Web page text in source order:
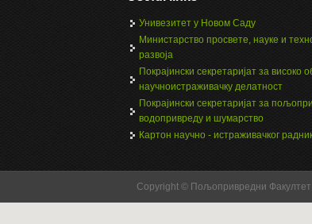
Унивезитет у Новом Саду
Министарство просвете, науке и
развоја
Покрајински секретаријат за високо
научноистраживачку делатност
Покрајински секретаријат за
водопривреду и шумарство
Картон научно - истраживачког
Copyright © Пољопривредни